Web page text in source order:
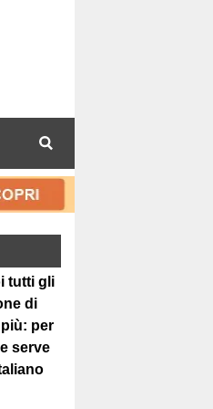
tutti gli
di
per
serve